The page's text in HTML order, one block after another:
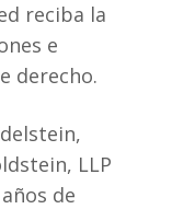
reciba la
e
derecho.
LLP
de